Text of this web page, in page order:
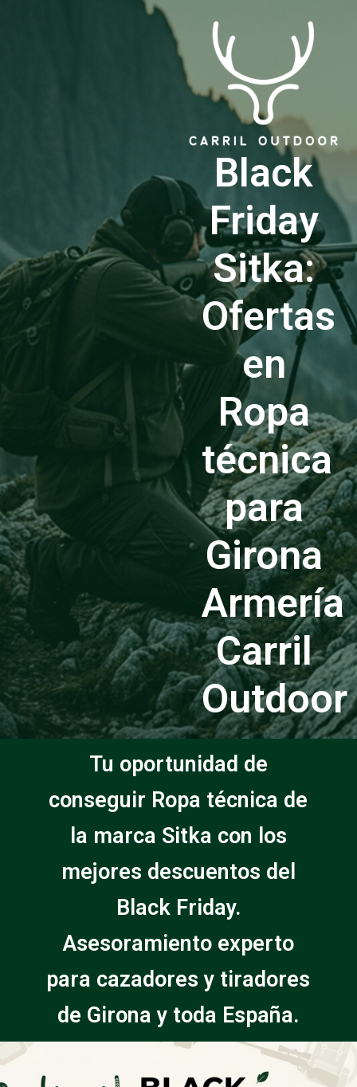
Black
Friday
Sitka:
Ofertas
en
Ropa
técnica
para
Girona
Armería
Carril
Outdoor
Tu oportunidad de
conseguir Ropa técnica de
la marca Sitka con los
mejores descuentos del
Black Friday.
Asesoramiento experto
para cazadores y tiradores
de Girona y toda España.